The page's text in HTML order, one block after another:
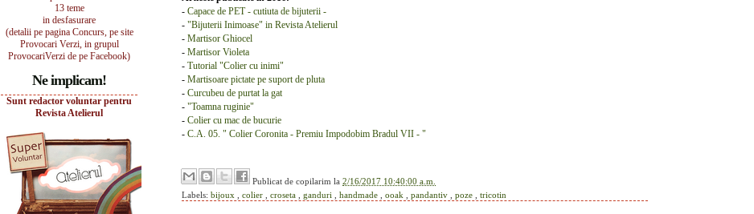
- Capace de PET - cutiuta de bijuterii -
- "Bijuterii Inimoase" in Revista Atelierul
- Martisor Ghiocel
- Martisor Violeta
- Tutorial "Colier cu inimi"
- Martisoare pictate pe suport de pluta
- Curcubeu de purtat la gat
- "Toamna ruginie"
- Colier cu mac de bucurie
- C.A. 05. " Colier Coronita - Premiu Impodobim Bradul VII - "
Publicat de copilarim la 2/16/2017 10:40:00 a.m.
Labels: bijoux colier croseta ganduri handmade ooak pandantiv poze tricotin
13 teme
in desfasurare
(detalii pe pagina Concurs, pe site
Provocari Verzi, in grupul
ProvocariVerzi de pe Facebook)
Ne implicam!
Sunt redactor voluntar pentru
Revista Atelierul